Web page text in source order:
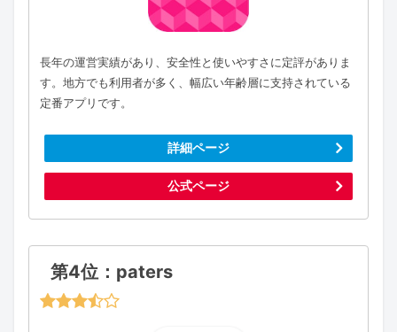
長年の運営実績があり、安全性と使いやすさに定評がありま
す。地方でも利用者が多く、幅広い年齢層に支持されている
定番アプリです。
詳細ページ
公式ページ
第4位：paters